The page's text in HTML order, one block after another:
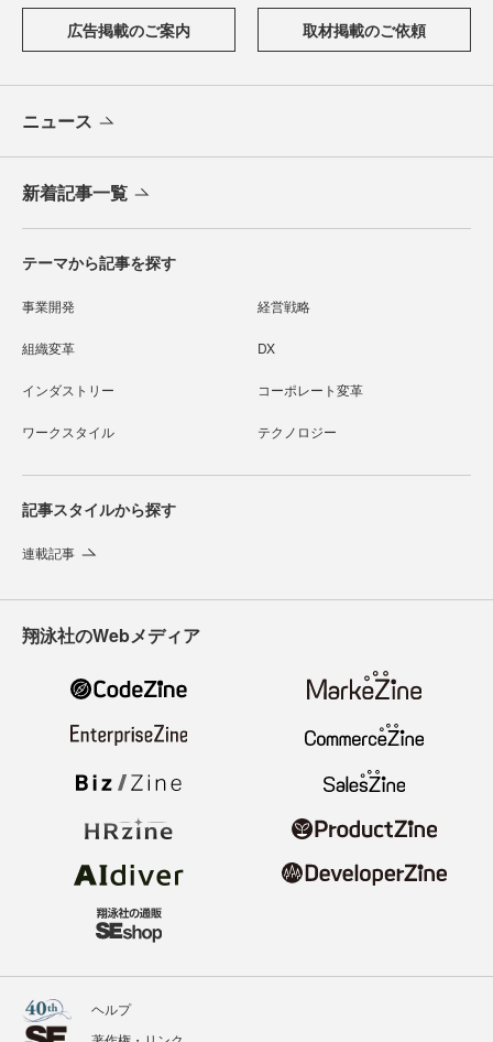
広告掲載のご案内 取材掲載のご依頼
ニュース
新着記事一覧
テーマから記事を探す
事業開発 経営戦略
組織変革 DX
インダストリー コーポレート変革
ワークスタイル テクノロジー
記事スタイルから探す
連載記事
翔泳社のWebメディア
ヘルプ